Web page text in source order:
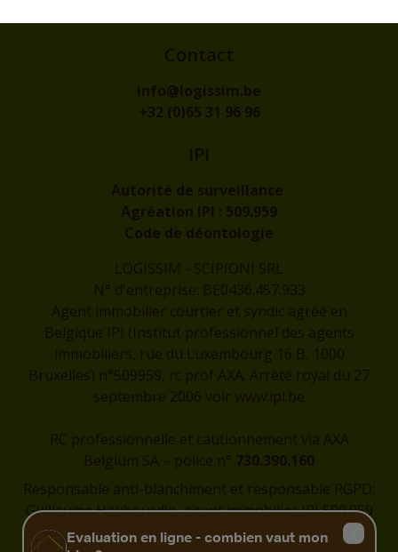
Contact
info@logissim.be
+32 (0)65 31 96 96
IPI
Autorité de surveillance
Agréation IPI : 509.959
Code de déontologie
LOGISSIM - SCIPIONI SRL
N° d'entreprise: BE0436.457.933
Agent immobilier courtier et syndic agréé en
Belgique IPI (Institut professionnel des agents
immobiliers, rue du Luxembourg 16 B, 1000
Bruxelles) n°509959, rc prof AXA. Arrêté royal du 27
septembre 2006 voir www.ipi.be
RC professionnelle et cautionnement via AXA
Belgium SA – police n° 730.390.160
Responsable anti-blanchiment et responsable RGPD:
Guillaume Haubourdin, agent immobilier IPI 509.959
-guillaume@logissim.be